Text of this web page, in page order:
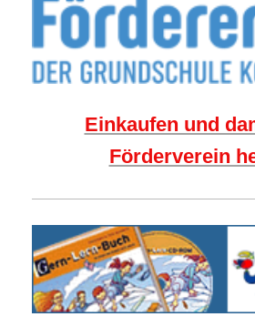
Einkaufen und
Förderverein